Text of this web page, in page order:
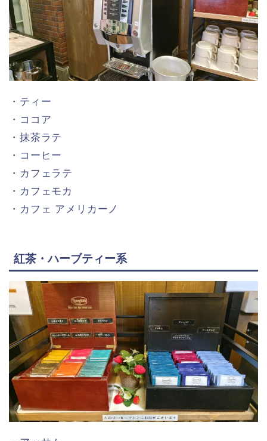
・ティー
・ココア
・抹茶ラテ
・コーヒー
・カフェラテ
・カフェモカ
・カフェ アメリカーノ
紅茶・ハーブティー系